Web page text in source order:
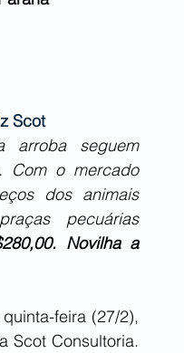
Scot
arroba seguem
Com o mercado
dos animais
pecuárias
Novilha a
feira (27/2),
Scot Consultoria.